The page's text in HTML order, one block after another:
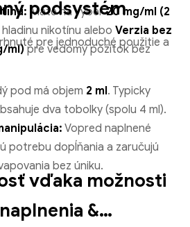
Máte na výber20 mg/ml (2
nikotínu alebo Verzia bez
ml)pre vedomý pôžitok bez
podsystém
pre jednoduché použitie a
pod má objem 2 ml. Typicky
dva tobolky (spolu 4 ml).
Vopred naplnené
potrebu dopĺňania a zaručujú
bez úniku.
vďaka možnosti
&